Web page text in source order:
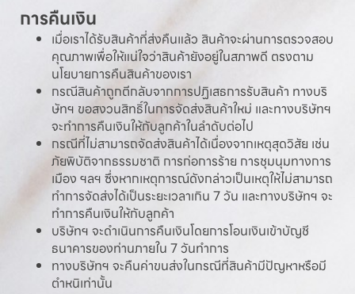
การคืนเงิน
เมื่อเราได้รับสินค้าที่ส่งคืนแล้ว สินค้าจะผ่านการตรวจสอบ
คุณภาพเพื่อให้แน่ใจว่าสินค้ายังอยู่ในสภาพดี ตรงตาม
นโยบายการคืนสินค้าของเรา
กรณีสินค้าถูกตีกลับจากการปฏิเสธการรับสินค้า ทางบริ
ษัทฯ ขอสงวนสิทธิ์ในการจัดส่งสินค้าใหม่ และทางบริษัทฯ
จะทำการคืนเงินให้กับลูกค้าในลำดับต่อไป
กรณีที่ไม่สามารถจัดส่งสินค้าได้เนื่องจากเหตุสุดวิสัย เช่น
ภัยพิบัติจากธรรมชาติ การก่อการร้าย การชุมนุมทางการ
เมือง ฯลฯ ซึ่งหากเหตุการณ์ดังกล่าวเป็นเหตุให้ไม่สามารถ
ทำการจัดส่งได้เป็นระยะเวลาเกิน 7 วัน และทางบริษัทฯ จะ
ทำการคืนเงินให้กับลูกค้า
บริษัทฯ จะดำเนินการคืนเงินโดยการโอนเงินเข้าบัญชี
ธนาคารของท่านภายใน 7 วันทำการ
ทางบริษัทฯ จะคืนค่าขนส่งในกรณีที่สินค้ามีปัญหาหรือมี
ตำหนิเท่านั้น